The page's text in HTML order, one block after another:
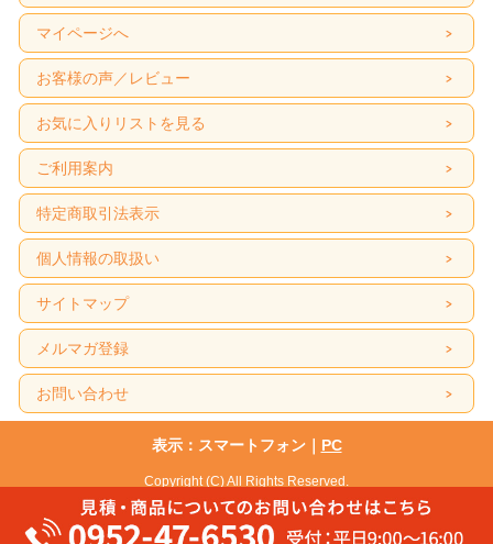
マイページへ
お客様の声／レビュー
お気に入りリストを見る
ご利用案内
特定商取引法表示
個人情報の取扱い
サイトマップ
メルマガ登録
お問い合わせ
表示：スマートフォン｜ PC
Copyright (C) All Rights Reserved.